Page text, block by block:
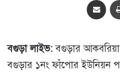
বগুড়া লাইভ: বগুড়ার আকবরিয়া
বগুড়ার ১নং ফাঁপোর ইউনিয়ন